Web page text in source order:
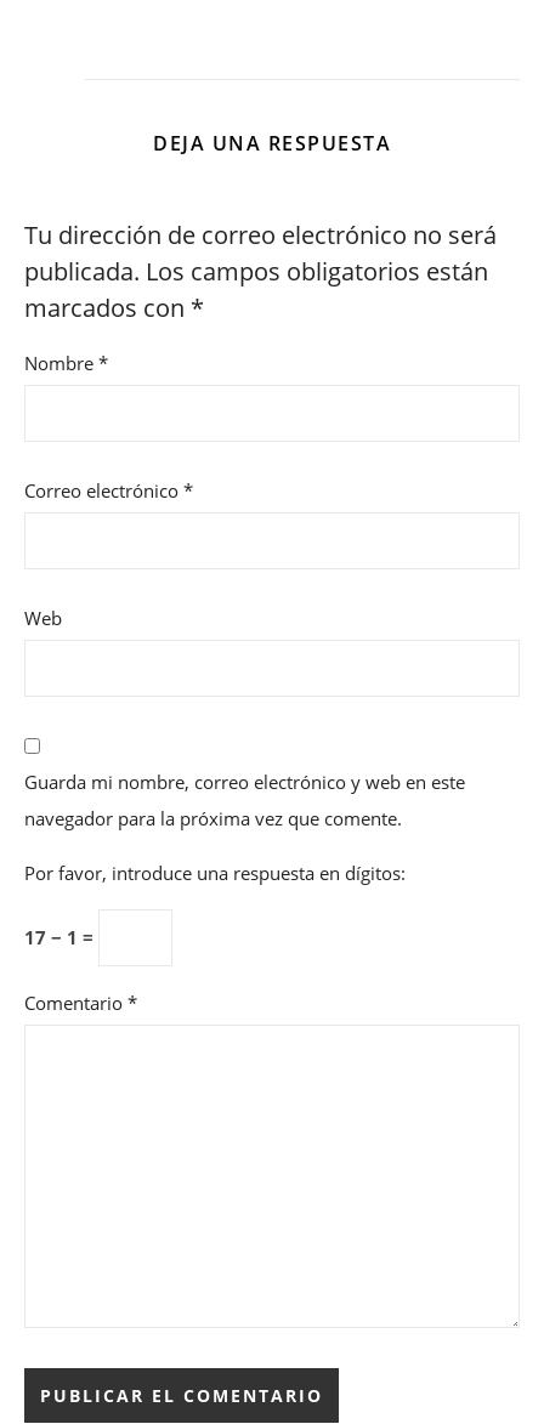
DEJA UNA RESPUESTA
Tu dirección de correo electrónico no será
publicada. Los campos obligatorios están
marcados con *
Nombre *
Correo electrónico *
Web
Guarda mi nombre, correo electrónico y web en este
navegador para la próxima vez que comente.
Por favor, introduce una respuesta en dígitos:
17 − 1 =
Comentario *